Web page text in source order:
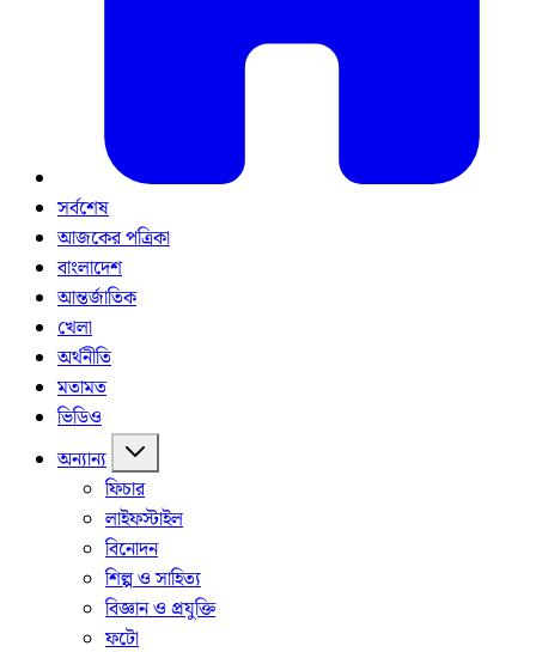
সর্বশেষ
আজকের পত্রিকা
বাংলাদেশ
আন্তর্জাতিক
খেলা
অর্থনীতি
মতামত
ভিডিও
অন্যান্য
ফিচার
লাইফস্টাইল
বিনোদন
শিল্প ও সাহিত্য
বিজ্ঞান ও প্রযুক্তি
ফটো